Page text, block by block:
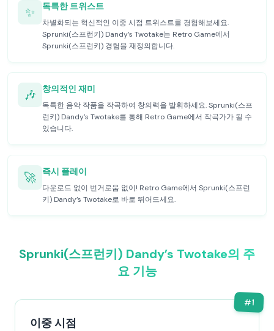
✨ 독특한 트위스트
차별화되는 혁신적인 이중 시점 트위스트를 경험해보세요.
Sprunki(스프런키) Dandy’s Twotake는 Retro Game에서
Sprunki(스프런키) 경험을 재정의합니다.
🎶 창의적인 재미
독특한 음악 작품을 작곡하여 창의력을 발휘하세요. Sprunki(스프
런키) Dandy’s Twotake를 통해 Retro Game에서 작곡가가 될 수
있습니다.
🚀 즉시 플레이
다운로드 없이 번거로움 없이! Retro Game에서 Sprunki(스프런
키) Dandy’s Twotake로 바로 뛰어드세요.
Sprunki(스프런키) Dandy’s Twotake의 주
요 기능
#1
이중 시점